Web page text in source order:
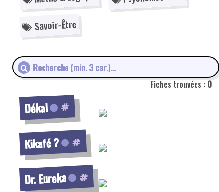
Savoir-Être
Fiches trouvées :0
Dékal
Kikafé ?
Voir la fiche
Dr. Eureka
Voir la fiche